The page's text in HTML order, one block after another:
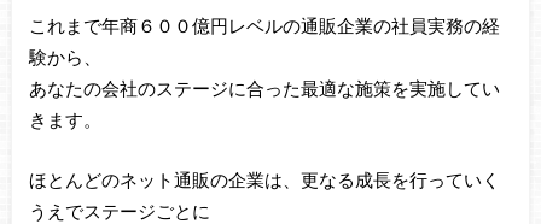
これまで年商６００億円レベルの通販企業の社員実務の経
験から、
あなたの会社のステージに合った最適な施策を実施してい
きます。
ほとんどのネット通販の企業は、更なる成長を行っていく
うえでステージごとに